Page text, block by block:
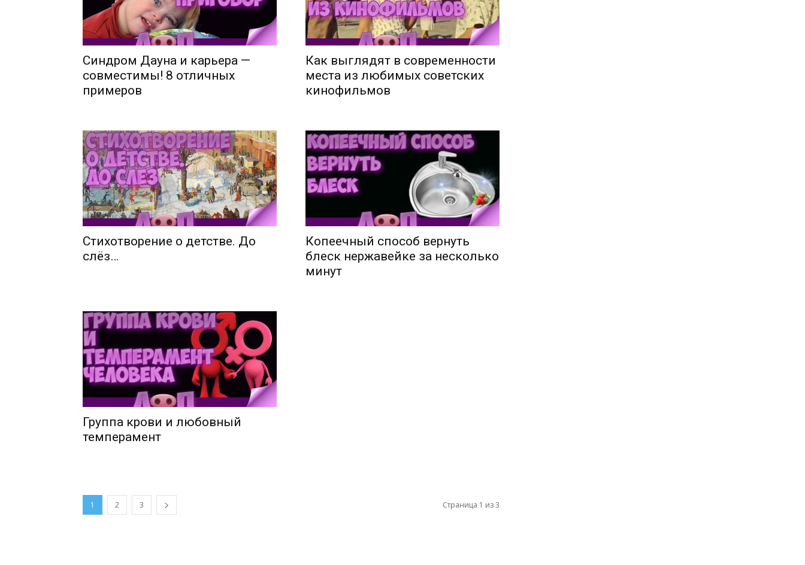
Синдром Дауна и карьера —
совместимы! 8 отличных
примеров
Как выглядят в современности
места из любимых советских
кинофильмов
Стихотворение о детстве. До
слёз…
Копеечный способ вернуть
блеск нержавейке за несколько
минут
Группа крови и любовный
темперамент
1 2 3 Страница 1 из 3